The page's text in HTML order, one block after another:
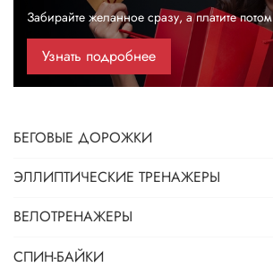
Забирайте желанное сразу, а платите потом
Узнать подробнее
БЕГОВЫЕ ДОРОЖКИ
ЭЛЛИПТИЧЕСКИЕ ТРЕНАЖЕРЫ
ВЕЛОТРЕНАЖЕРЫ
СПИН-БАЙКИ